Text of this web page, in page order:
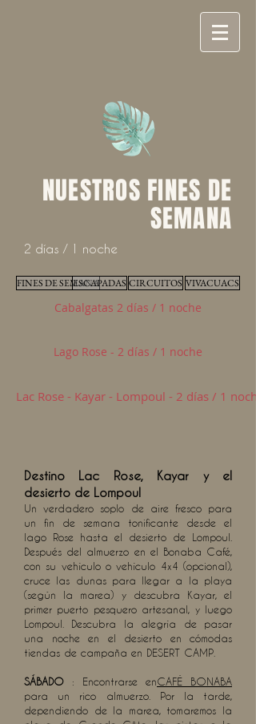
NUESTROS FINES DE
SEMANA
2 días / 1 noche
FINES DE SEMANAESCAPADAS CIRCUITOS VIVACUACS
Cabalgatas 2 días / 1 noche
Lago Rose - 2 días / 1 noche
Lac Rose - Kayar - Lompoul - 2 días / 1 noche
Destino Lac Rose, Kayar y el
desierto de Lompoul
Un verdadero soplo de aire fresco para
un fin de semana tonificante desde el
lago Rose hasta el desierto de Lompoul.
Después del almuerzo en el Bonaba Café,
con su vehículo o vehículo 4x4 (opcional),
cruce las dunas para llegar a la playa
(según la marea) y descubra Kayar, el
primer puerto pesquero artesanal, y luego
Lompoul. Descubra la alegría de pasar
una noche en el desierto en cómodas
tiendas de campaña en DESERT CAMP.
SÁBADO : Encontrarse enCAFÉ BONABA
para un rico almuerzo. Por la tarde,
dependiendo de la marea, tomaremos la